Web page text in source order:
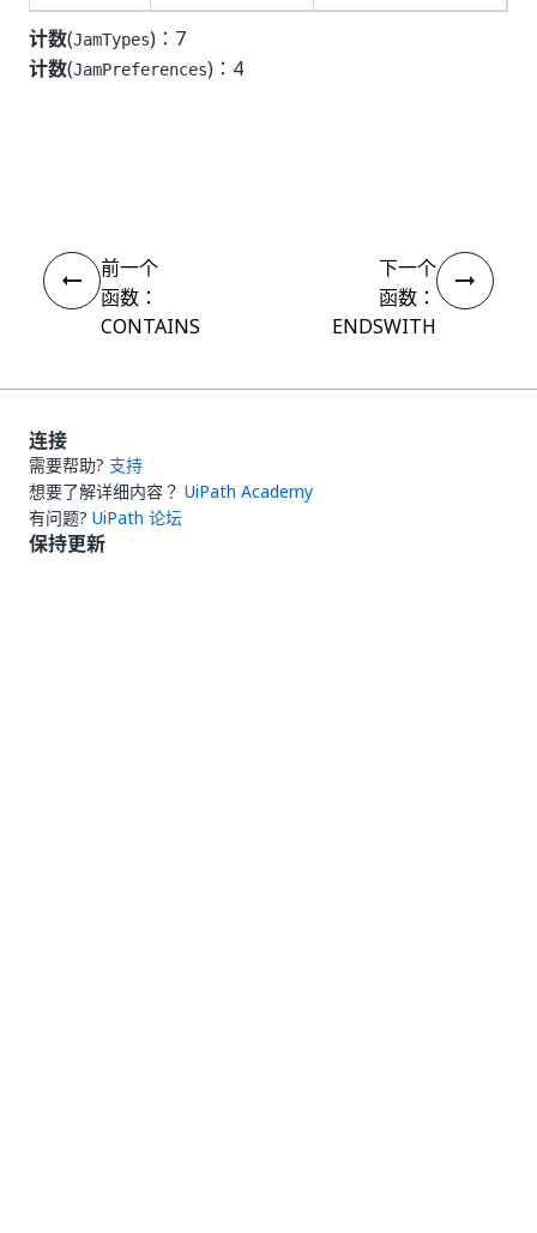
计数(JamTypes)：7
计数(JamPreferences)：4
前一个
函数：
CONTAINS
下一个
函数：
ENDSWITH
连接
需要帮助? 支持
想要了解详细内容？ UiPath Academy
有问题? UiPath 论坛
保持更新